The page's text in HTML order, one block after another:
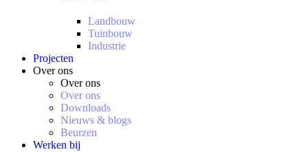
Landbouw
Tuinbouw
Industrie
Projecten
Over ons
Over ons
Over ons
Downloads
Nieuws & blogs
Beurzen
Werken bij